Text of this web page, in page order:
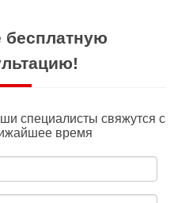
бесплатную
специалисты свяжутся с
время